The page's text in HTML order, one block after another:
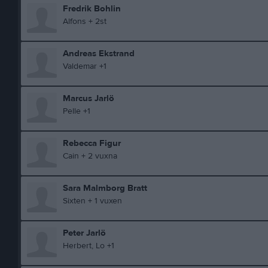
Fredrik Bohlin
Alfons + 2st
Andreas Ekstrand
Valdemar +1
Marcus Jarlö
Pelle +1
Rebecca Figur
Cain + 2 vuxna
Sara Malmborg Bratt
Sixten + 1 vuxen
Peter Jarlö
Herbert, Lo +1